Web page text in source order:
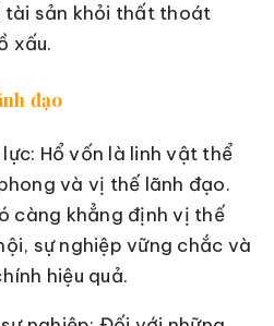
tài sản khỏi thất thoát
xấu.
đạo
Hổ vốn là linh vật thể
và vị thế lãnh đạo.
càng khẳng định vị thế
sự nghiệp vững chắc và
hiệu quả.